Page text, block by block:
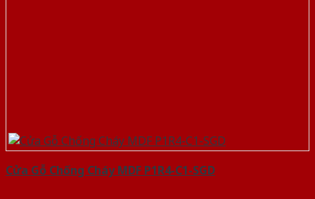
Cửa Gỗ Chống Cháy MDF P1R4-C1-SGD